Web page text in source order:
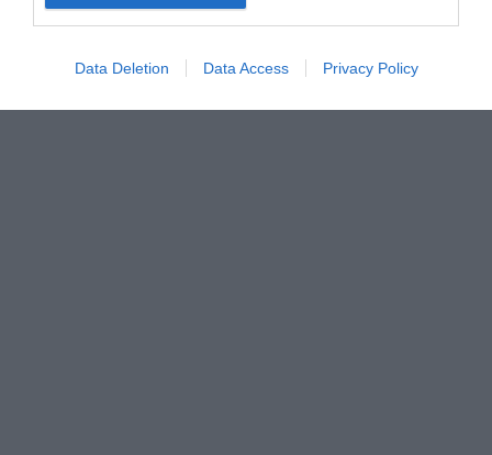
Data Deletion Data Access Privacy Policy